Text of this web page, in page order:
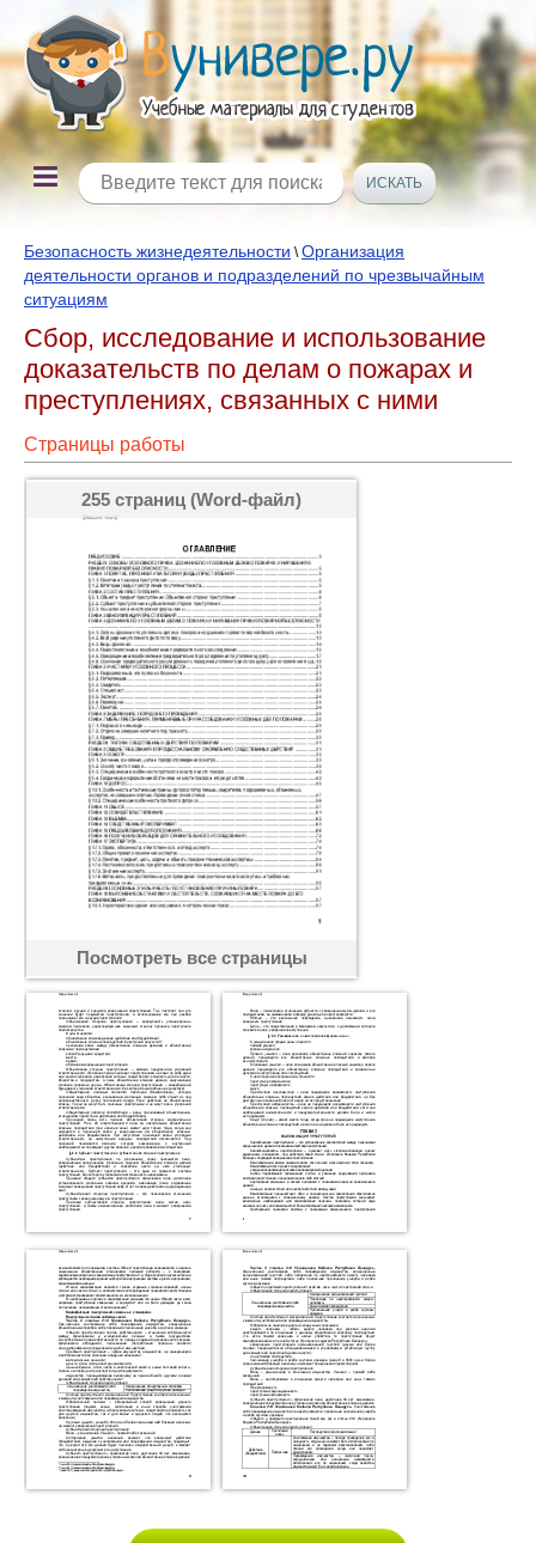
Безопасность жизнедеятельности \Организация
деятельности органов и подразделений по чрезвычайным
ситуациям
Сбор, исследование и использование
доказательств по делам о пожарах и
преступлениях, связанных с ними
Страницы работы
255 страниц (Word-файл)
Посмотреть все страницы